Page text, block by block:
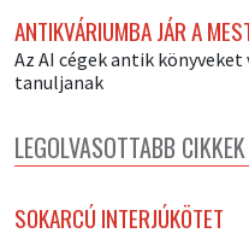
ANTIKVÁRIUMBA JÁR A
Az AI cégek antik
tanuljanak
LEGOLVASOTTABB CIKKEK
SOKARCÚ INTERJÚKÖTET